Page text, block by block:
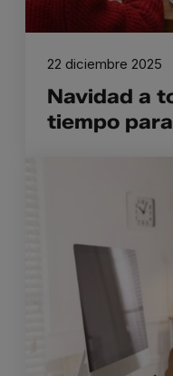
Navidad a
tiempo
22 diciembre 2025